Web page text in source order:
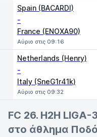
Spain (BACARDI)
-
France (ENOXA90)
Αύριο στις 09:16
Netherlands (Henry)
-
Italy (SneG1r41k)
Αύριο στις 09:32
FC 26. H2H
στο άθλημα